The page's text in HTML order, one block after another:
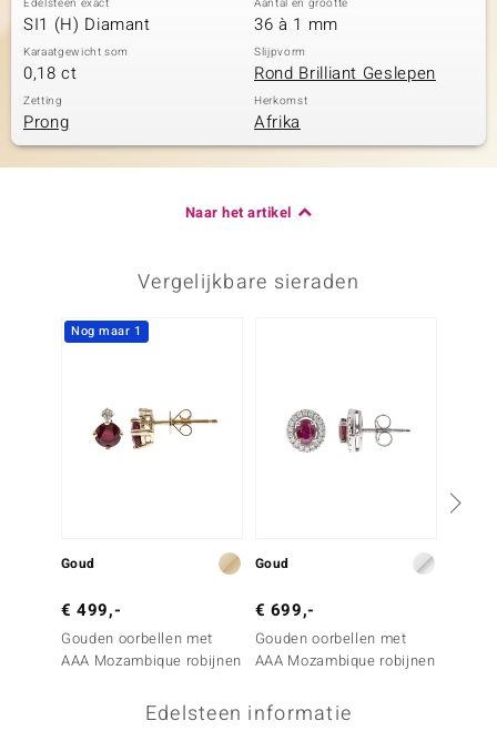
Edelsteen exact
SI1 (H) Diamant
Aantal en grootte
36 à 1 mm
Karaatgewicht som
0,18 ct
Slijpvorm
Rond Brilliant Geslepen
Zetting
Prong
Herkomst
Afrika
Naar het artikel
Vergelijkbare sieraden
Nog maar 1
Goud
€ 499,-
Gouden oorbellen met
AAA Mozambique robijnen
Goud
€ 699,-
Gouden oorbellen met
AAA Mozambique robijnen
Edelsteen informatie